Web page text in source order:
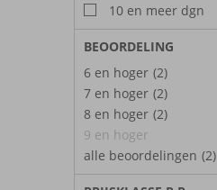
10 en meer dgn
BEOORDELING
6 en hoger (2)
7 en hoger (2)
8 en hoger (2)
9 en hoger
alle beoordelingen (2)